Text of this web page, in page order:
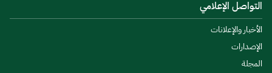
التواصل الإعلامي
الأخبار والإعلانات
الإصدارات
المجلة